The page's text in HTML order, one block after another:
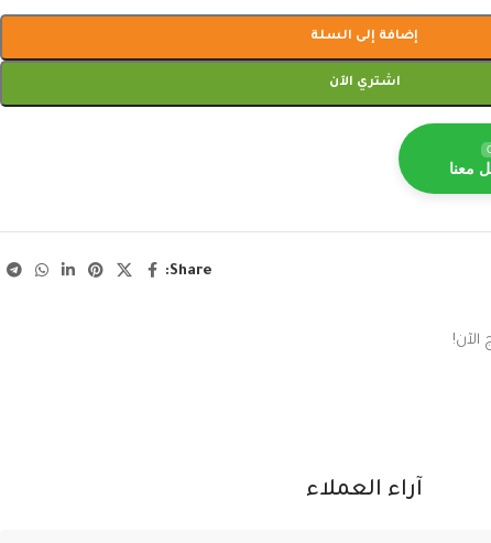
إضافة إلى السلة
اشتري الآن
معنا
Share:
الآن!
آراء العملاء